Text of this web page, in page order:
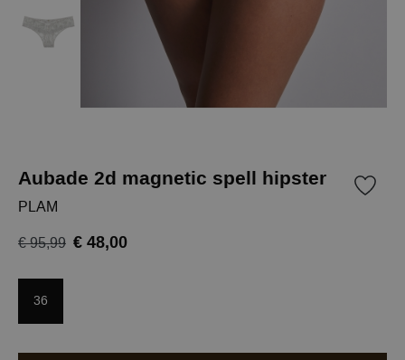
Aubade 2d magnetic spell hipster
PLAM
€ 95,99 € 48,00
36